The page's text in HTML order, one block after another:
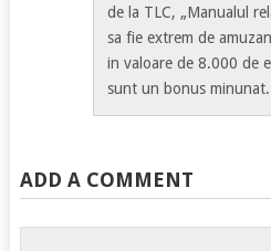
de la TLC, „Manualul
sa fie extrem de
in valoare de 8.000 de
sunt un bonus minunat.
ADD A COMMENT